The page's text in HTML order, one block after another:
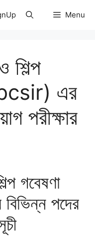
Menu
শিল্প
এর
পরীক্ষার
গবেষণা
পদের